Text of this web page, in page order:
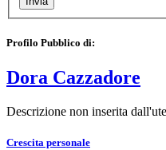
Profilo Pubblico di:
Dora Cazzadore
Descrizione non inserita
Crescita personale